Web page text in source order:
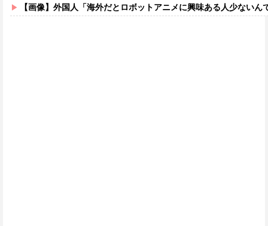
【画像】外国人「海外だとロボットアニメに興味ある人少ないん